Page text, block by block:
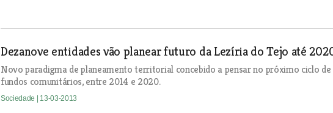
Dezanove entidades vão planear futuro da Lezíria do Tejo até
Novo paradigma de planeamento territorial concebido a pensar no próximo ciclo de
fundos comunitários, entre 2014 e 2020.
Sociedade | 13-03-2013